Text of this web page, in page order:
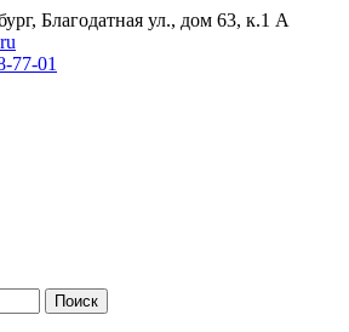
Благодатная ул., дом 63, к.1 А
77-01